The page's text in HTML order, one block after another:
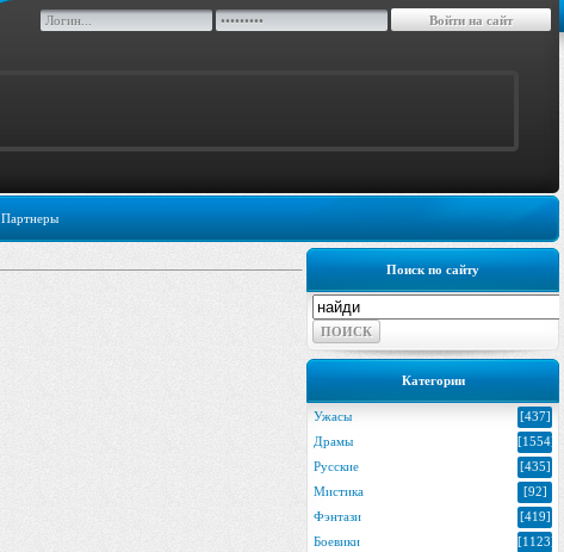
Партнеры
Поиск по сайту
Категории
Ужасы
[437]
Драмы
[1554]
Русские
[435]
Мистика
[92]
Фэнтази
[419]
Боевики
[1123]